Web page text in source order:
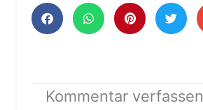
Kommentar verfassen